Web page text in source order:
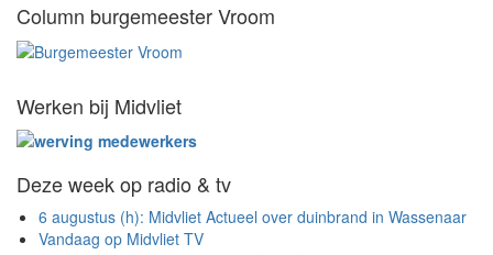
Column burgemeester Vroom
Werken bij Midvliet
Deze week op radio & tv
6 augustus (h): Midvliet Actueel over duinbrand in Wassenaar
Vandaag op Midvliet TV